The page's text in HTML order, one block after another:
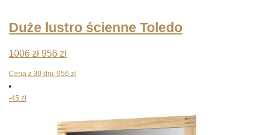
Duże lustro ścienne Toledo
1006zł Pierwotna
cena
956 złAktualna
cena
Cena z 30 dni: 956 zł
-45 zł